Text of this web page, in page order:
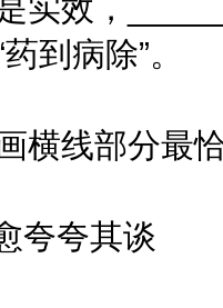
实效，
到病除”。
线部分最恰
夸其谈